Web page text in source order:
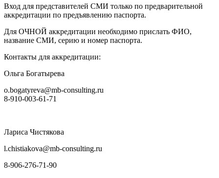
Вход для представителей СМИ только по предварительной
аккредитации по предъявлению паспорта.
Для ОЧНОЙ аккредитации необходимо прислать ФИО,
название СМИ, серию и номер паспорта.
Контакты для аккредитации:
Ольга Богатырева
o.bogatyreva@mb-consulting.ru
8-910-003-61-71
Лариса Чистякова
l.chistiakova@mb-consulting.ru
8-906-276-71-90